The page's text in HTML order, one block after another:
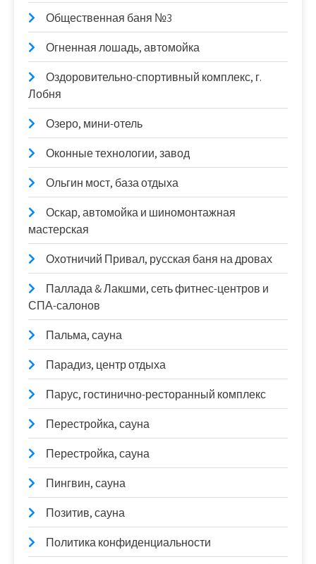
Общественная баня №3
Огненная лошадь, автомойка
Оздоровительно-спортивный комплекс, г.
Лобня
Озеро, мини-отель
Оконные технологии, завод
Ольгин мост, база отдыха
Оскар, автомойка и шиномонтажная
мастерская
Охотничий Привал, русская баня на дровах
Паллада & Лакшми, сеть фитнес-центров и
СПА-салонов
Пальма, сауна
Парадиз, центр отдыха
Парус, гостинично-ресторанный комплекс
Перестройка, сауна
Перестройка, сауна
Пингвин, сауна
Позитив, сауна
Политика конфиденциальности